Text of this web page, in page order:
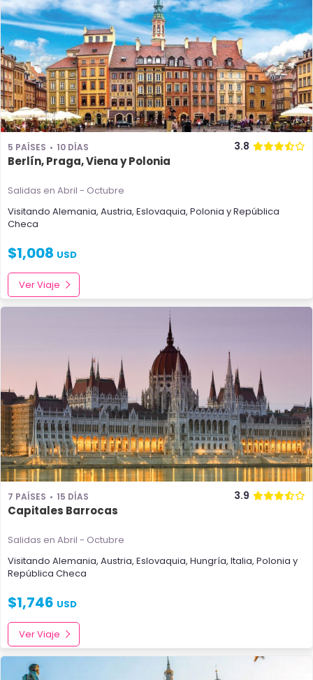
5 PAÍSES 10 DÍAS 3.8
Berlín, Praga, Viena y Polonia
Salidas en Abril - Octubre
Visitando Alemania, Austria, Eslovaquia, Polonia yRepública
Checa
$1,008 USD
Ver Viaje
7 PAÍSES 15 DÍAS 3.9
Capitales Barrocas
Salidas en Abril - Octubre
Visitando Alemania, Austria, Eslovaquia, Hungría, Italia, Polonia y
República Checa
$1,746 USD
Ver Viaje